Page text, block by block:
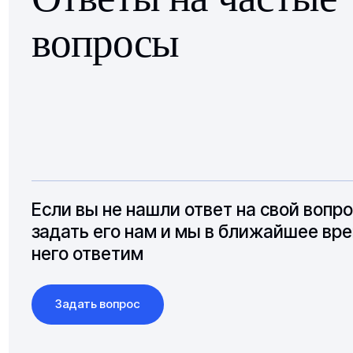
вопросы
Если вы не нашли ответ на свой
задать его нам и мы в ближайшее
него ответим
Задать вопрос